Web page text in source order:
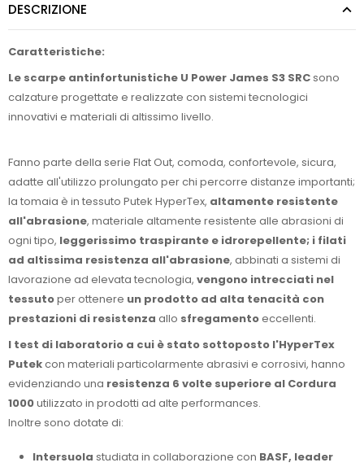
DESCRIZIONE
Caratteristiche:
Le scarpe antinfortunistiche U Power James S3 SRCsono
calzature progettate e realizzate con sistemi tecnologici
innovativi e materiali di altissimo livello.
Fanno parte della serie Flat Out, comoda, confortevole, sicura,
adatte all'utilizzo prolungato per chi percorre distanze importanti;
la tomaia è in tessuto Putek HyperTex, altamente resistente
all'abrasione, materiale altamente resistente alle abrasioni di
ogni tipo, leggerissimo traspirante e idrorepellente; i filati
ad altissima resistenza all'abrasione, abbinati a sistemi di
lavorazione ad elevata tecnologia, vengono intrecciati nel
tessutoper ottenere un prodotto ad alta tenacità con
prestazioni di resistenza allo sfregamentoeccellenti.
I test di laboratorio a cui è stato sottoposto l'HyperTex
Putekcon materiali particolarmente abrasivi e corrosivi, hanno
evidenziando una resistenza 6 volte superiore al Cordura
1000utilizzato in prodotti ad alte performances.
Inoltre sono dotate di:
Intersuola studiata in collaborazione con BASF, leader